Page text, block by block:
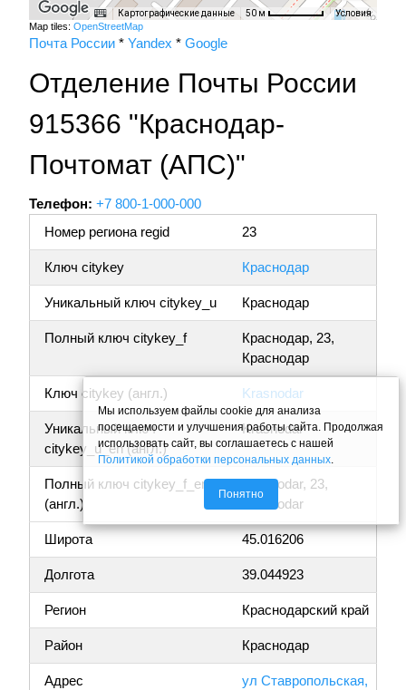
Картографические данные 50 м Условия
Map tiles: OpenStreetMap
Почта России * Yandex * Google
Отделение Почты России
915366 "Краснодар-
Почтомат (АПС)"
Телефон: +7 800-1-000-000
Номер региона regid
23
Ключ citykey Краснодар
Уникальный ключ citykey_u Краснодар
Полный ключ citykey_f
Краснодар, 23,
Краснодар
Ключ citykey (англ.) Krasnodar
Уникальный ключ
citykey_u_en (англ.)
Krasnodar
Полный ключ citykey_f_en
(англ.)
Krasnodar, 23,
Krasnodar
Широта 45.016206
Долгота 39.044923
Регион Краснодарский край
Район Краснодар
Адрес
ул Ставропольская,
Мы используем файлы cookie для анализа
посещаемости и улучшения работы сайта. Продолжая
использовать сайт, вы соглашаетесь с нашей
Политикой обработки персональных данных.
Понятно